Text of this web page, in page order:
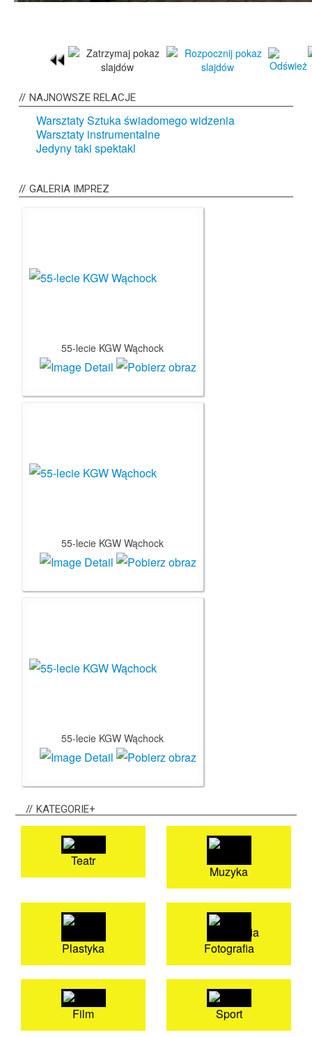
NAJNOWSZERELACJE
Warsztaty Sztuka świadomego widzenia
Warsztaty instrumentalne
Jedyny taki spektakl
GALERIAIMPREZ
55-lecie KGW Wąchock
55-lecie KGW Wąchock
55-lecie KGW Wąchock
KATEGORIE+
Teatr
Muzyka
Plastyka Fotografia
Film Sport